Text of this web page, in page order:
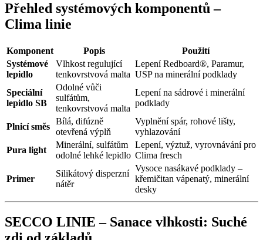
Přehled systémových komponentů –
Clima linie
Komponent Popis
Použití
Systémové
lepidlo
Vlhkost regulující
tenkovrstvová malta
Lepení Redboard®, Paramur,
USP na minerální podklady
Speciální
lepidlo SB
Odolné vůči
sulfátům,
tenkovrstvová malta
Lepení na sádrové i minerální
podklady
Plnicí směs
Bílá, difúzně
otevřená výplň
Vyplnění spár, rohové lišty,
vyhlazování
Pura light
Minerální, sulfátům
odolné lehké lepidlo
Lepení, výztuž, vyrovnávání pro
Clima fresch
Primer
Silikátový disperzní
nátěr
Vysoce nasákavé podklady –
křemičitan vápenatý, minerální
desky
SECCO LINIE – Sanace vlhkosti: Suché